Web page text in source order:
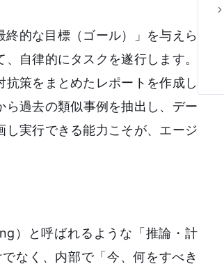
的な目標（ゴール）」を与えら
自律的にタスクを遂行します。
策をまとめたレポートを作成し
過去の類似事例を抽出し、デー
実行できる能力こそが、エージ
）と呼ばれるような「推論・計
なく、内部で「今、何をすべき